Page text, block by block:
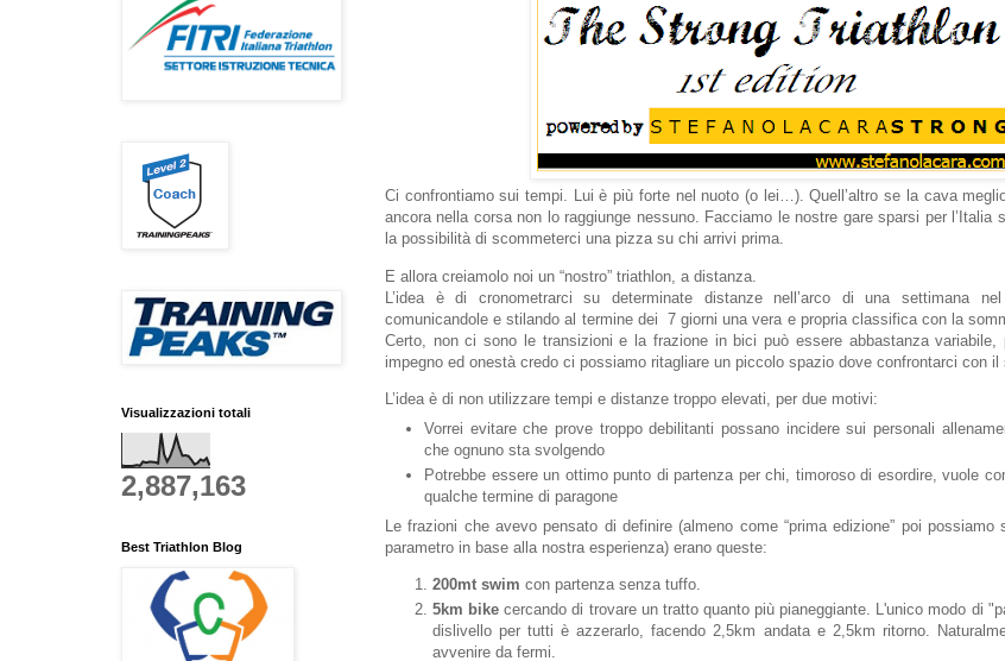
Ci confrontiamo sui tempi. Lui è più forte nel nuoto (o lei…). Quell’altro se la cava
ancora nella corsa non lo raggiunge nessuno. Facciamo le nostre gare sparsi per l’Italia
la possibilità di scommeterci una pizza su chi arrivi prima.
E allora creiamolo noi un “nostro” triathlon, a distanza.
L’idea è di cronometrarci su determinate distanze nell’arco di una settimana
comunicandole e stilando al termine dei 7 giorni una vera e propria classifica con la
Certo, non ci sono le transizioni e la frazione in bici può essere abbastanza variabile,
impegno ed onestà credo ci possiamo ritagliare un piccolo spazio dove confrontarci con il
L’idea è di non utilizzare tempi e distanze troppo elevati, per due motivi:
Vorrei evitare che prove troppo debilitanti possano incidere sui personali
che ognuno sta svolgendo
Potrebbe essere un ottimo punto di partenza per chi, timoroso di esordire, vuole
qualche termine di paragone
Le frazioni che avevo pensato di definire (almeno come “prima edizione” poi possiamo
parametro in base alla nostra esperienza) erano queste:
200mt swim con partenza senza tuffo.
5km bike cercando di trovare un tratto quanto più pianeggiante. L'unico modo di
dislivello per tutti è azzerarlo, facendo 2,5km andata e 2,5km ritorno.
avvenire da fermi.
Visualizzazioni totali
2,887,163
Best Triathlon Blog